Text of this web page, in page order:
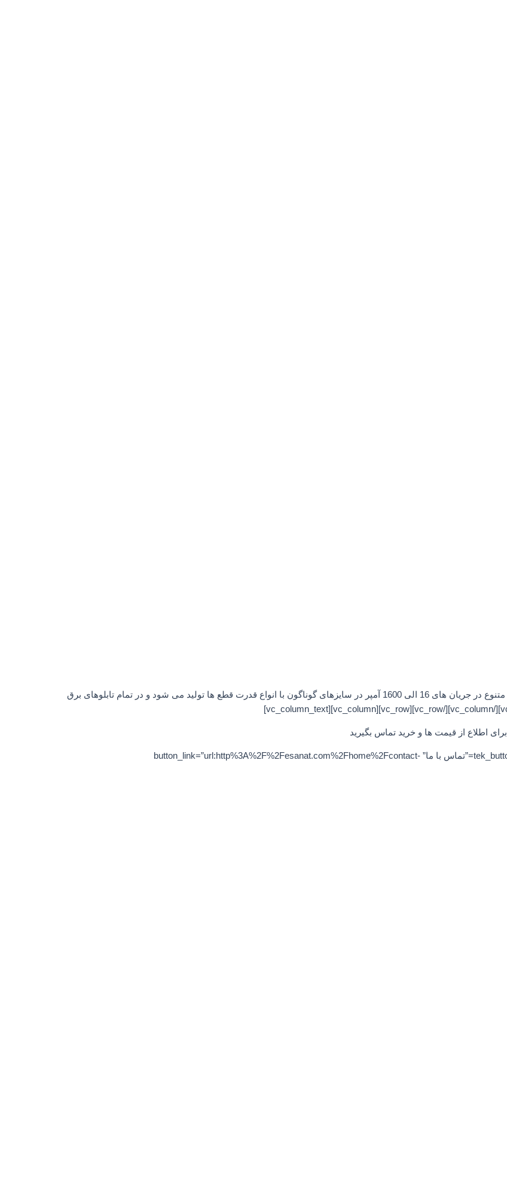
[vc_row][vc_column][vc_column_text]کلیدهای اتوماتیک اشنایدر در سری های متنوع در جریان های 16 الی 1600 آمپر در سایزهای گوناگون با انواع قدرت قطع ها تولید می شود و در تمام تابلوهای برق
برای اطلاع از قیمت ها و خرید تماس بگیرید
[/vc_column_text][/vc_column][/vc_row][vc_row][vc_column][tek_button button_text=”تماس با ما” button_link=”url:http%3A%2F%2Fesanat.com%2Fhome%2Fcontact-